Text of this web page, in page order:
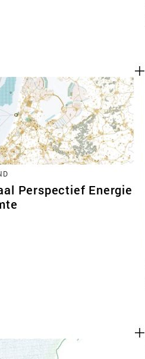
Perspectief Energie